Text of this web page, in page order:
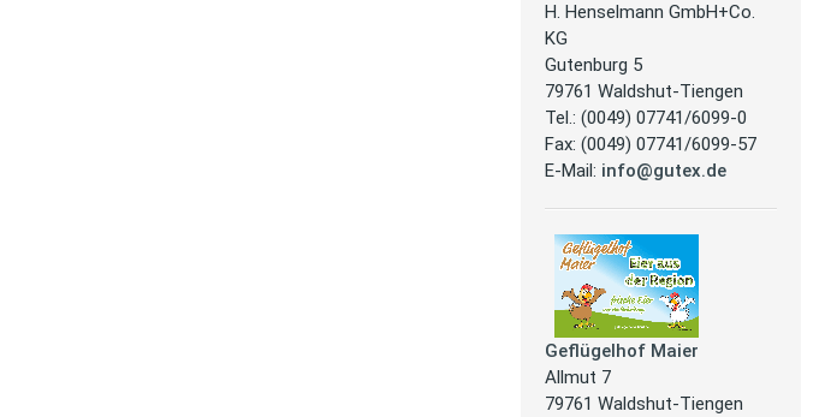
H. Henselmann GmbH+Co.
KG
Gutenburg 5
79761 Waldshut-Tiengen
Tel.: (0049) 07741/6099-0
Fax: (0049) 07741/6099-57
E-Mail: info@gutex.de
Geflügelhof Maier
Allmut 7
79761 Waldshut-Tiengen